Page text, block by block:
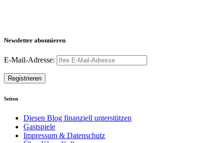
Newsletter abonnieren
E-Mail-Adresse:
Seiten
Diesen Blog finanziell unterstützen
Gastspiele
Impressum & Datenschutz